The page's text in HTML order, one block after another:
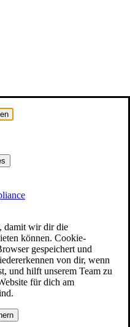
damit wir dir die
können. Cookie-
gespeichert und
von dir, wenn
und hilft unserem Team zu
für dich am